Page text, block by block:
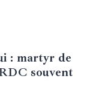
: martyr de
souvent